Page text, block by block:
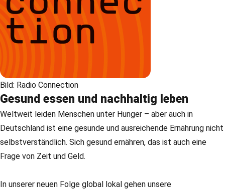
Bild: Radio Connection
Gesund essen und nachhaltig leben
Weltweit leiden Menschen unter Hunger – aber auch in
Deutschland ist eine gesunde und ausreichende Ernährung nicht
selbstverständlich. Sich gesund ernähren, das ist auch eine
Frage von Zeit und Geld.
In unserer neuen Folge global lokal gehen unsere